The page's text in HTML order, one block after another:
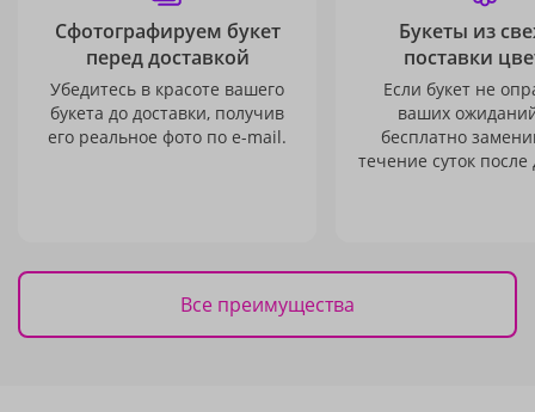
Сфотографируем букет
перед доставкой
Убедитесь в красоте вашего
букета до доставки, получив
его реальное фото по e-mail.
Букеты из
поставки
Если букет не
ваших
бесплатно
течение суток после
Все преимущества